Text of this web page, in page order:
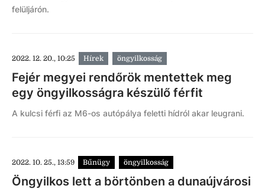
felüljárón.
2022. 12. 20., 10:25 Hírek öngyilkosság
Fejér megyei rendőrök mentettek meg
egy öngyilkosságra készülő férfit
A kulcsi férfi az M6-os autópálya feletti hídról akar leugrani.
2022. 10. 25., 13:59 Bűnügy öngyilkosság
Öngyilkos lett a börtönben a dunaújvárosi